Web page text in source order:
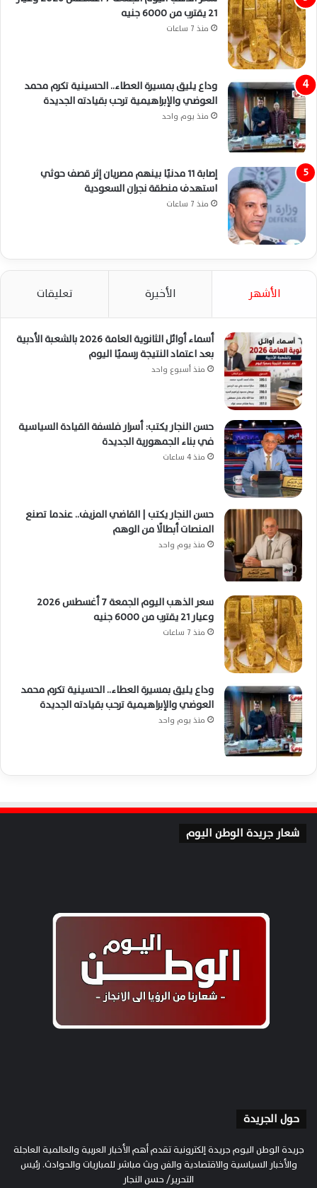
21 يقترب من 6000 جنيه
منذ 7 ساعات
وداع يليق بمسيرة العطاء.. الحسينية تكرم محمد
العوضي والإبراهيمية ترحب بقيادته الجديدة
منذ يوم واحد
إصابة 11 مدنيًا بينهم مصريان إثر قصف حوثي
استهدف منطقة نجران السعودية
منذ 7 ساعات
الأشهر الأخيرة تعليقات
أسماء أوائل الثانوية العامة 2026 بالشعبة الأدبية
بعد اعتماد النتيجة رسميًا اليوم
منذ أسبوع واحد
حسن النجار يكتب: أسرار فلسفة القيادة السياسية
في بناء الجمهورية الجديدة
منذ 4 ساعات
حسن النجار يكتب | القاضي المزيف.. عندما تصنع
المنصات أبطالًا من الوهم
منذ يوم واحد
سعر الذهب اليوم الجمعة 7 أغسطس 2026
وعيار 21 يقترب من 6000 جنيه
منذ 7 ساعات
وداع يليق بمسيرة العطاء.. الحسينية تكرم محمد
العوضي والإبراهيمية ترحب بقيادته الجديدة
منذ يوم واحد
شعار جريدة الوطن اليوم
حول الجريدة
جريدة الوطن اليوم جريدة إلكترونية تقدم أهم الأخبار العربية والعالمية العاجلة
والأخبار السياسية والاقتصادية والفن وبث مباشر للمباريات والحوادث. رئيس
التحرير/ حسن النجار